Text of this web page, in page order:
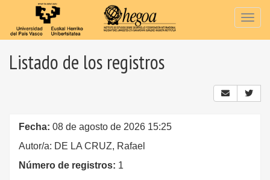
Listado de los registros
Fecha: 08 de agosto de 2026 15:25
Autor/a: DE LA CRUZ, Rafael
Número de registros: 1